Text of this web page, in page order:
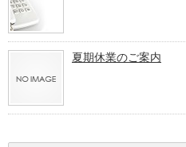
夏期休業のご案内